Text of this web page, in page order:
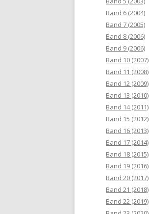
Band 6 (2004)
Band 7 (2005)
Band 8 (2006)
Band 9 (2006)
Band 10 (2007)
Band 11 (2008)
Band 12 (2009)
Band 13 (2010)
Band 14 (2011)
Band 15 (2012)
Band 16 (2013)
Band 17 (2014)
Band 18 (2015)
Band 19 (2016)
Band 20 (2017)
Band 21 (2018)
Band 22 (2019)